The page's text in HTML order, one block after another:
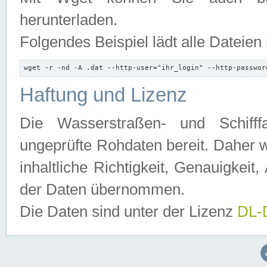
herunterladen.
Folgendes Beispiel lädt alle
wget -r -nd -A .dat --http-user="ihr_login" --http-
Haftung und Lizenz
Die Wasserstraßen- und
ungeprüfte Rohdaten bereit. Daher
inhaltliche Richtigkeit,
der Daten übernommen.
Die Daten sind unter der Lizenz